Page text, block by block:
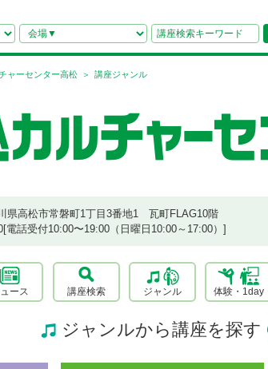
ャーセンター高松 講座ジャンル
県高松市常磐町1丁目3番地1 瓦町FLAG10階
電話受付10:00〜19:00（日曜日10:00～17:00）]
ース 講座検索 ジャンル 体験・1day
ジャンルから講座を探す